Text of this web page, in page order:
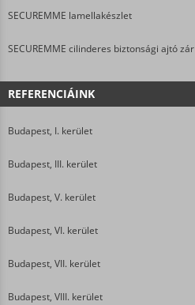
SECUREMME lamellakészlet
SECUREMME cilinderes biztonsági ajtó zár
REFERENCIÁINK
Budapest, I. kerület
Budapest, III. kerület
Budapest, V. kerület
Budapest, VI. kerület
Budapest, VII. kerület
Budapest, VIII. kerület